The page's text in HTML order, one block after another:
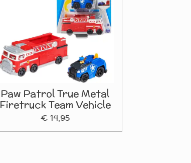
Paw Patrol True Metal
Firetruck Team Vehicle
€ 14,95